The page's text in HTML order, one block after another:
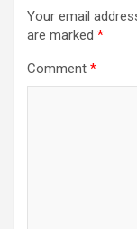
Your email
are marked *
Comment *